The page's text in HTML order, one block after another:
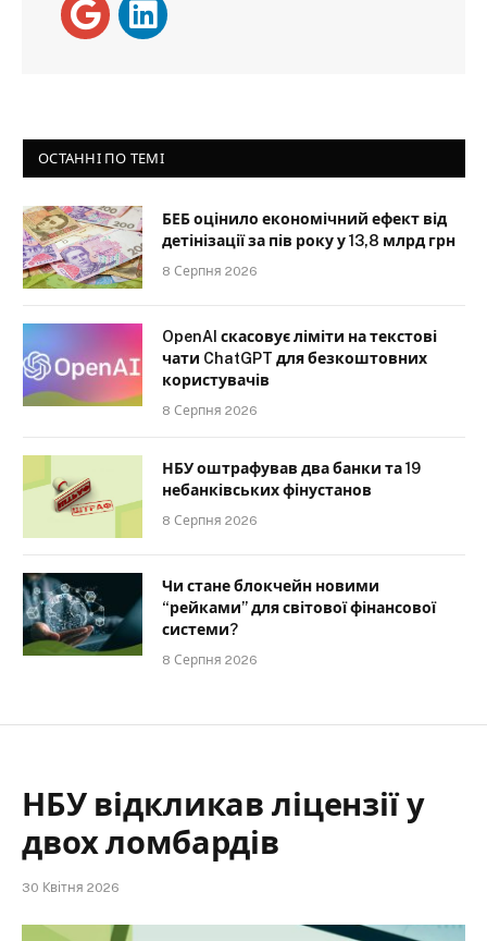
ОСТАННІ ПО ТЕМІ
БЕБ оцінило економічний ефект від
детінізації за пів року у 13,8 млрд грн
8 Серпня 2026
OpenAI скасовує ліміти на текстові
чати ChatGPT для безкоштовних
користувачів
8 Серпня 2026
НБУ оштрафував два банки та 19
небанківських фінустанов
8 Серпня 2026
Чи стане блокчейн новими
“рейками” для світової фінансової
системи?
8 Серпня 2026
НБУ відкликав ліцензії у
двох ломбардів
30 Квітня 2026